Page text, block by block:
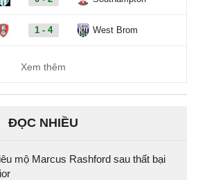
1 - 4 West Brom
Xem thêm
ĐỌC NHIỀU
mộ Marcus Rashford sau thất bại